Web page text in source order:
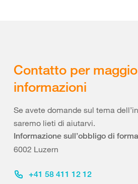
Contatto per
informazioni
Se avete domande sul tema
saremo lieti di aiutarvi.
Informazione sull’obbligo di
6002 Luzern
+41 58 411 12 12